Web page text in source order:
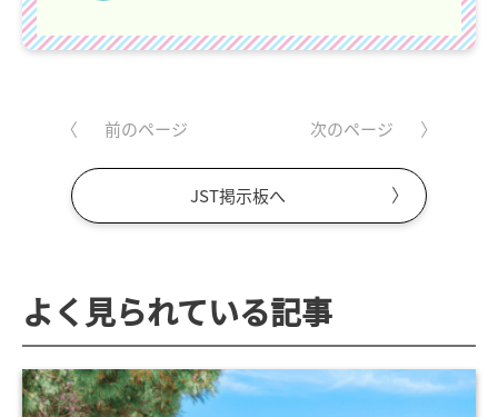
前のページ
JST掲示板へ
次のページ
よく見られている記事